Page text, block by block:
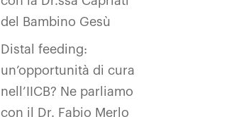
del Bambino Gesù
Distal feeding:
un’opportunità di cura
nell’IICB? Ne parliamo
con il Dr. Fabio Merlo